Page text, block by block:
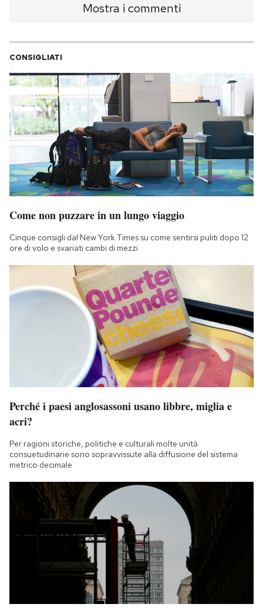
I MIEI PREFERITI
SHOP
CALENDARIO
AREA PERSONALE
Area Personale
Notifiche mobile
Hai bisogno di aiuto?
Esci
Mostra i commenti
CONSIGLIATI
Come non puzzare in un lungo viaggio
Cinque consigli dal New York Times su come sentirsi puliti dopo 12
ore di volo e svariati cambi di mezzi
Perché i paesi anglosassoni usano libbre, miglia e
acri?
Per ragioni storiche, politiche e culturali molte unità
consuetudinarie sono sopravvissute alla diffusione del sistema
metrico decimale